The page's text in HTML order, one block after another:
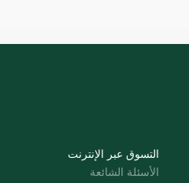
التسوق عبر الإنترنت
الأسئلة الشائعة